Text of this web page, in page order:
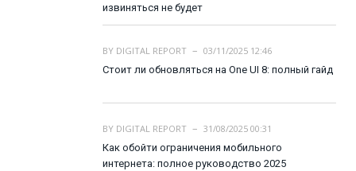
извиняться не будет
BY DIGITAL REPORT
03/11/2025 12:46
Стоит ли обновляться на One UI 8: полный гайд
BY DIGITAL REPORT
31/08/2025 00:31
Как обойти ограничения мобильного
интернета: полное руководство 2025